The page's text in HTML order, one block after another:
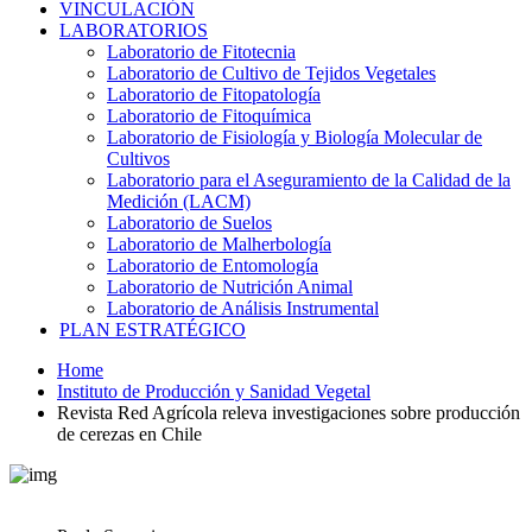
VINCULACIÓN
LABORATORIOS
Laboratorio de Fitotecnia
Laboratorio de Cultivo de Tejidos Vegetales
Laboratorio de Fitopatología
Laboratorio de Fitoquímica
Laboratorio de Fisiología y Biología Molecular de
Cultivos
Laboratorio para el Aseguramiento de la Calidad de la
Medición (LACM)
Laboratorio de Suelos
Laboratorio de Malherbología
Laboratorio de Entomología
Laboratorio de Nutrición Animal
Laboratorio de Análisis Instrumental
PLAN ESTRATÉGICO
Home
Instituto de Producción y Sanidad Vegetal
Revista Red Agrícola releva investigaciones sobre producción
de cerezas en Chile